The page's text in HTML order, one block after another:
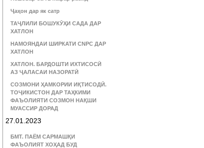
Ҷаҳон дар як сатр
ТАҶЛИЛИ БОШУКӮҲИ САДА ДАР
ХАТЛОН
НАМОЯНДАИ ШИРКАТИ CNPC ДАР
ХАТЛОН
ХАТЛОН. БАРДОШТИ ИХТИСОСӢ
АЗ ҶАЛАСАИ НАЗОРАТӢ
СОЗМОНИ ҲАМКОРИИ ИҚТИСОДӢ.
ТОҶИКИСТОН ДАР ТАҲКИМИ
ФАЪОЛИЯТИ СОЗМОН НАҚШИ
МУАССИР ДОРАД
27.01.2023
БМТ. ПАЁМ САРМАШҚИ
ФАЪОЛИЯТ ХОҲАД БУД